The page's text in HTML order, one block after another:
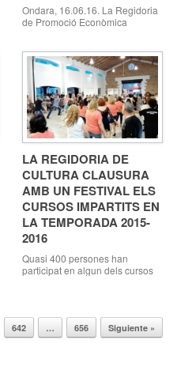
Ondara, 16.06.16. La Regidoria
de Promoció Econòmica
de juny a la Casa de Cultura la
jornada formativa gratuïta
titulada “Com conèixer i influir
positivament sobre les
persones”, que va ser impartida
pel formador de Fundeum-
Universitat d’Alacant, Javier
Torregrosa. La jornada, dirigida
a comerciants, empresaris […]
LA REGIDORIA DE
CULTURA CLAUSURA
AMB UN FESTIVAL ELS
CURSOS IMPARTITS EN
LA TEMPORADA 2015-
2016
Quasi 400 persones han
participat en algun dels cursos
d’Ondara va clausurar divendres
passat els cursos organitzats
durant la temporada 2015-2016.
642 … 656 Siguiente »